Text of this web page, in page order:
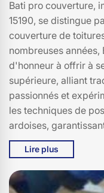
Bati pro couverture,
15190, se distingue
couverture de
nombreuses
d'honneur à offrir à
supérieure, alliant
passionnés et
les techniques de
ardoises,
de votre toiture.
des maisons
veillant toujours à
architecturales de
Lire plus